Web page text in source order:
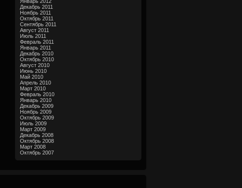
Декабрь 2011
Ноябрь 2011
Октябрь 2011
Сентябрь 2011
Август 2011
Июль 2011
Февраль 2011
Январь 2011
Декабрь 2010
Октябрь 2010
Август 2010
Июнь 2010
Май 2010
Апрель 2010
Март 2010
Февраль 2010
Январь 2010
Декабрь 2009
Ноябрь 2009
Октябрь 2009
Июль 2009
Март 2009
Декабрь 2008
Октябрь 2008
Март 2008
Октябрь 2007